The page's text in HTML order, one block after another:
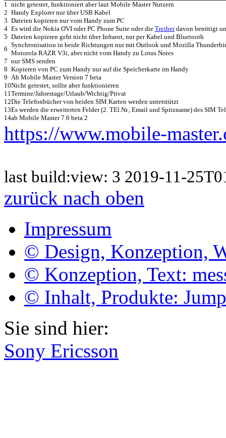
1 nicht getestet, funktioniert aber laut Mobile Master Nutzern
2 Handy Explorer nur über USB Kabel
3 Dateien kopieren nur vom Handy zum PC
4 Es wird die Nokia OVI oder PC Phone Suite oder die Treiberdavon benötigt
5 Dateien kopieren geht nicht über Infrarot, nur per Kabel und Bluetooth
6
Synchronisation in beide Richtungen nur mit Outlook und Mozilla
Motorola RAZR V3i, aber nicht vom Handy zu Lotus Notes
7 nur SMS senden
8 Kopieren von PC zum Handy nur auf die Speicherkarte im Handy
9 Ab Mobile Master Version 7 beta
10Nicht getestet, sollte aber funktionieren
11Termine/Jahrestage/Urlaub/Wichtig/Privat
12Die Telefonbücher von beiden SIM Karten werden unterstützt
13Es werden die erweiterten Felder (2. TEl.Nr., Email und Spitzname) des SIM
14ab Mobile Master 7.6 beta 2
https://www.mobile-
last build:view: 3 2019-11-
zurück nach oben
Impressum
© Design, Konzeption,
© Konzeption, Text:
© Inhalt, Produkte:
Sie sind hier:
Sony Ericsson